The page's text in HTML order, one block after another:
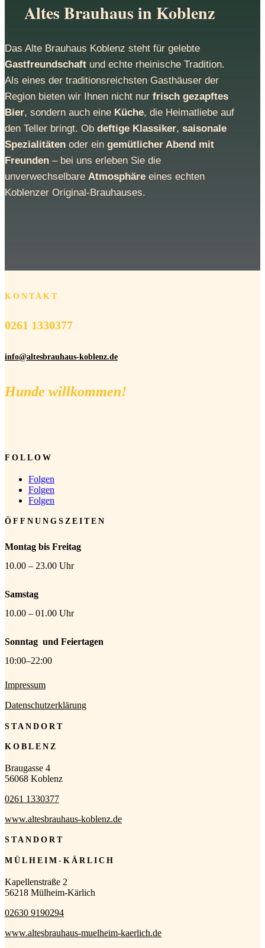
Altes Brauhaus in Koblenz
Das Alte Brauhaus Koblenz steht für gelebte
Gastfreundschaft und echte rheinische Tradition.
Als eines der traditionsreichsten Gasthäuser der
Region bieten wir Ihnen nicht nur frisch gezapftes
Bier, sondern auch eine Küche, die Heimatliebe auf
den Teller bringt. Ob deftige Klassiker, saisonale
Spezialitäten oder ein gemütlicher Abend mit
Freunden – bei uns erleben Sie die
unverwechselbare Atmosphäre eines echten
Koblenzer Original-Brauhauses.
KONTAKT
0261 1330377
info@altesbrauhaus-koblenz.de
Hunde willkommen!
FOLLOW
Folgen
Folgen
Folgen
ÖFFNUNGSZEITEN
Montag bis Freitag
10.00 – 23.00 Uhr
Samstag
10.00 – 01.00 Uhr
Sonntag und Feiertagen
10:00–22:00
Impressum
Datenschutzerklärung
STANDORT
KOBLENZ
Braugasse 4
56068 Koblenz
0261 1330377
www.altesbrauhaus-koblenz.de
STANDORT
MÜLHEIM-KÄRLICH
Kapellenstraße 2
56218 Mülheim-Kärlich
02630 9190294
www.altesbrauhaus-muelheim-kaerlich.de